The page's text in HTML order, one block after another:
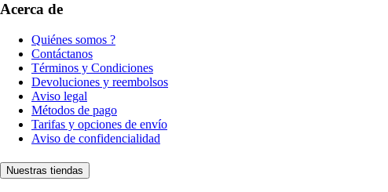
Acerca de
Quiénes somos ?
Contáctanos
Términos y Condiciones
Devoluciones y reembolsos
Aviso legal
Métodos de pago
Tarifas y opciones de envío
Aviso de confidencialidad
Nuestras tiendas